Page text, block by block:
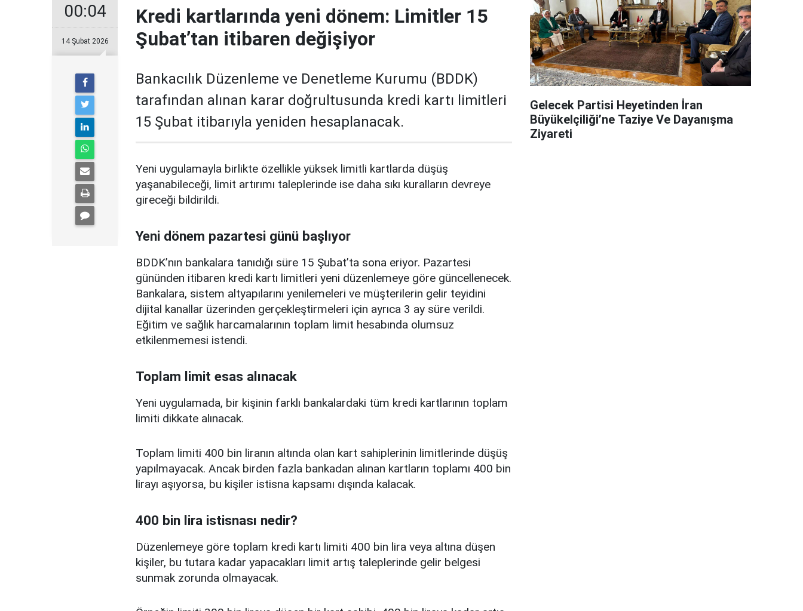
00:04
14 Şubat 2026
Kredi kartlarında yeni dönem: Limitler 15
Şubat’tan itibaren değişiyor
Bankacılık Düzenleme ve Denetleme Kurumu (BDDK)
tarafından alınan karar doğrultusunda kredi kartı limitleri
15 Şubat itibarıyla yeniden hesaplanacak.
Yeni uygulamayla birlikte özellikle yüksek limitli kartlarda düşüş
yaşanabileceği, limit artırımı taleplerinde ise daha sıkı kuralların devreye
gireceği bildirildi.
Yeni dönem pazartesi günü başlıyor
BDDK’nın bankalara tanıdığı süre 15 Şubat’ta sona eriyor. Pazartesi
gününden itibaren kredi kartı limitleri yeni düzenlemeye göre güncellenecek.
Bankalara, sistem altyapılarını yenilemeleri ve müşterilerin gelir teyidini
dijital kanallar üzerinden gerçekleştirmeleri için ayrıca 3 ay süre verildi.
Eğitim ve sağlık harcamalarının toplam limit hesabında olumsuz
etkilenmemesi istendi.
Toplam limit esas alınacak
Yeni uygulamada, bir kişinin farklı bankalardaki tüm kredi kartlarının toplam
limiti dikkate alınacak.
Toplam limiti 400 bin liranın altında olan kart sahiplerinin limitlerinde düşüş
yapılmayacak. Ancak birden fazla bankadan alınan kartların toplamı 400 bin
lirayı aşıyorsa, bu kişiler istisna kapsamı dışında kalacak.
400 bin lira istisnası nedir?
Düzenlemeye göre toplam kredi kartı limiti 400 bin lira veya altına düşen
kişiler, bu tutara kadar yapacakları limit artış taleplerinde gelir belgesi
sunmak zorunda olmayacak.
Gelecek Partisi Heyetinden İran
Büyükelçiliği’ne Taziye Ve Dayanışma
Ziyareti